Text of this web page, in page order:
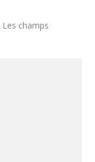
Les champs